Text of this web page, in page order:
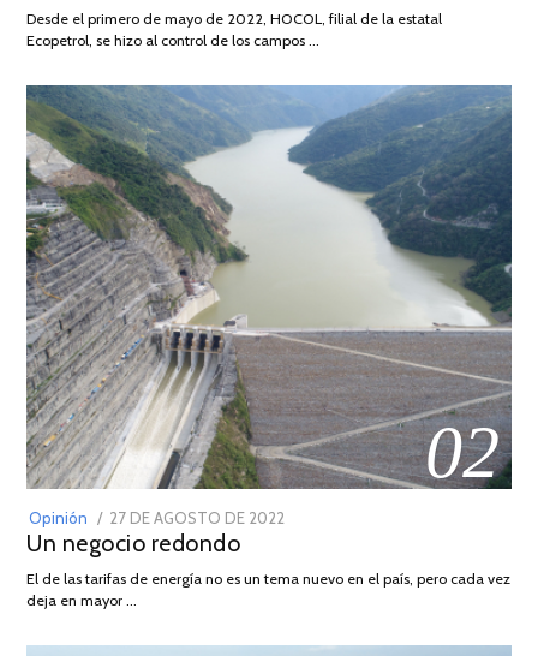
2026
Desde el primero de mayo de 2022, HOCOL, filial de la estatal
Ecopetrol, se hizo al control de los campos …
02
Opinión
POSTED
ON
27 DE AGOSTO DE 2022
DE
Un negocio redondo
El de las tarifas de energía no es un tema nuevo en el país, pero cada vez
deja en mayor …